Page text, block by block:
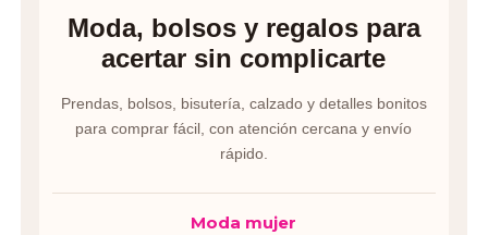
Moda, bolsos y regalos para
acertar sin complicarte
Prendas, bolsos, bisutería, calzado y detalles bonitos
para comprar fácil, con atención cercana y envío
rápido.
Moda mujer